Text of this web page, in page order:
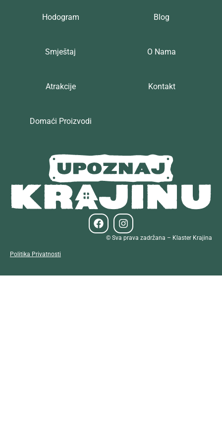
Hodogram
Smještaj
Atrakcije
Domaći Proizvodi
Blog
O Nama
Kontakt
© Sva prava zadržana – Klaster Krajina
Politika Privatnosti